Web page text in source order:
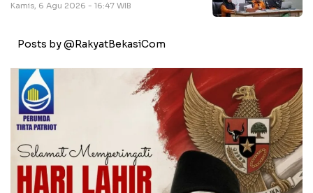
Kamis, 6 Agu 2026 - 16:47 WIB
Posts by @RakyatBekasiCom